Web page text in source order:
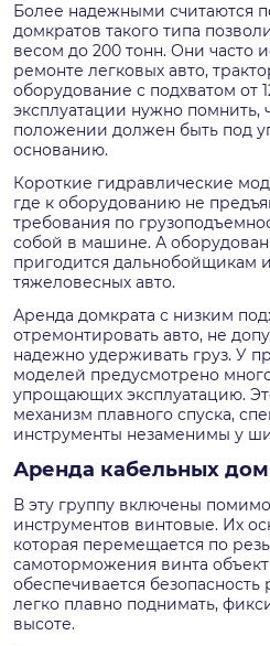
Более надежными считаются
домкратов такого типа
весом до 200 тонн. Они часто
ремонте легковых авто,
оборудование с подхватом от
эксплуатации нужно помнить,
положении должен быть под
основанию.
Короткие гидравлические
где к оборудованию не
требования по
собой в машине. А
пригодится дальнобойщикам
тяжеловесных авто.
Аренда домкрата с низким
отремонтировать авто, не
надежно удерживать груз. У
моделей предусмотрено
упрощающих эксплуатацию.
механизм плавного спуска,
инструменты незаменимы у
Аренда кабельных
В эту группу включены
инструментов винтовые. Их
которая перемещается по
самоторможения винта
обеспечивается безопасность
легко плавно поднимать,
высоте.